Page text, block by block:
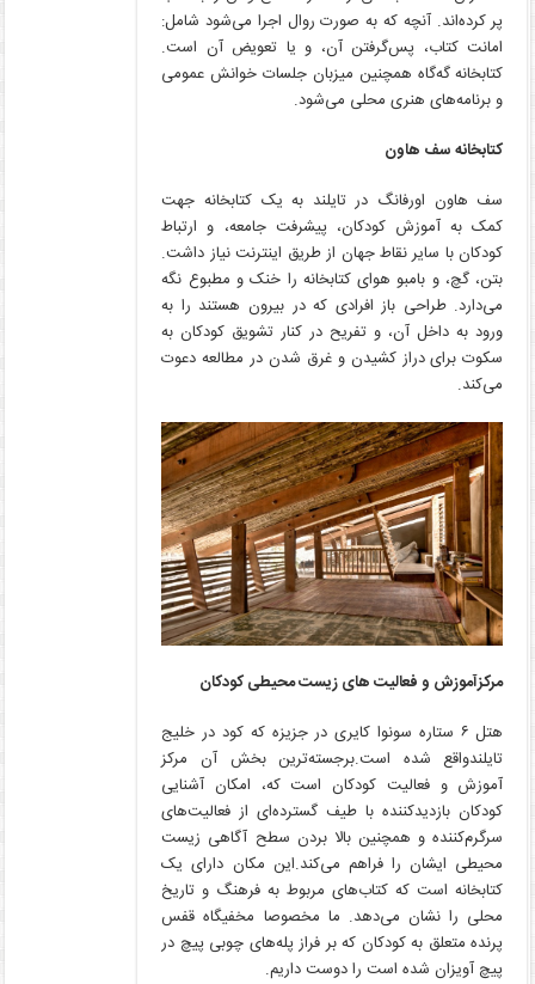
پر کرده‌اند. آنچه که به صورت روال اجرا می‌شود شامل:
امانت کتاب، پس‌گرفتن آن، و یا تعویض آن است.
کتابخانه گه‌گاه همچنین میزبان جلسات خوانش عمومی
و برنامه‌های هنری محلی می‌شود.
کتابخانه سف هاون
سف هاون اورفانگ در تایلند به یک کتابخانه جهت
کمک به آموزش کودکان، پیشرفت جامعه، و ارتباط
کودکان با سایر نقاط جهان از طریق اینترنت نیاز داشت.
بتن، گچ، و بامبو هوای کتابخانه را خنک و مطبوع نگه
می‌دارد. طراحی باز افرادی که در بیرون هستند را به
ورود به داخل آن، و تفریح در کنار تشویق کودکان به
سکوت برای دراز کشیدن و غرق شدن در مطالعه دعوت
می‌کند.
مرکزآموزش و فعالیت های زیست محیطی کودکان
هتل ۶ ستاره سونوا کایری در جزیزه که کود در خلیج
تایلندواقع شده است.برجسته‌ترین بخش آن مرکز
آموزش و فعالیت کودکان است که، امکان آشنایی
کودکان بازدیدکننده با طیف گسترده‌ای از فعالیت‌های
سرگرم‌کننده و همچنین بالا بردن سطح آگاهی زیست
محیطی ایشان را فراهم می‌کند.این مکان دارای یک
کتابخانه است که کتاب‌های مربوط به فرهنگ و تاریخ
محلی را نشان می‌دهد. ما مخصوصا مخفیگاه قفس
پرنده متعلق به کودکان که بر فراز پله‌های چوبی پیچ در
پیچ آویزان شده است را دوست داریم.